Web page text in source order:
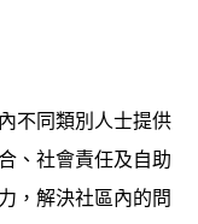
不同類別人士提供
、社會責任及自助
，解決社區內的問